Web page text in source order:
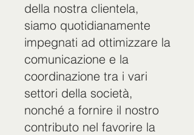
della nostra clientela,
siamo quotidianamente
impegnati ad ottimizzare la
comunicazione e la
coordinazione tra i vari
settori della società,
nonché a fornire il nostro
contributo nel favorire la